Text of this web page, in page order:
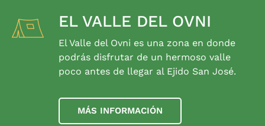
EL VALLE DEL OVNI
El Valle del Ovni es una zona en donde
podrás disfrutar de un hermoso valle
poco antes de llegar al Ejido San José.
MÁS INFORMACIÓN